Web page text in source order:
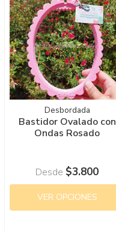
Desbordada
Bastidor Ovalado con
Ondas Rosado
Desde $3.800
VER OPCIONES